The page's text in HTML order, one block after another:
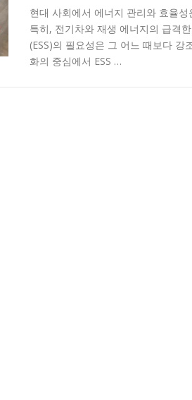
현대 사회에서 에너지 관리와 효율
특히, 전기차와 재생 에너지의 급격
(ESS)의 필요성은 그 어느 때보다 강
화의 중심에서 ESS …